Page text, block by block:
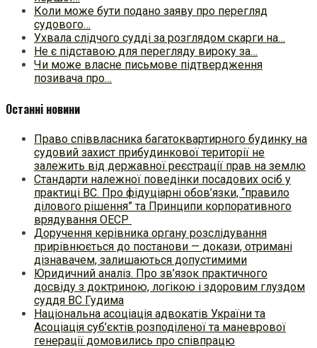
Коли може бути подано заяву про перегляд
судового…
Ухвала слідчого судді за розглядом скарги на…
Не є підставою для перегляду вироку за…
Чи може власне письмове підтвердження
позивача про…
Останні новини
Право співвласника багатоквартирного будинку на
судовий захист прибудинкової території не
залежить від державної реєстрації прав на землю
Стандарти належної поведінки посадових осіб у
практиці ВC. Про фідуціарні обов’язки, “правило
ділового рішення” та Принципи корпоративного
врядування ОЕСР
Доручення керівника органу розслідування
прирівнюється до постанови — докази, отримані
дізнавачем, залишаються допустимими
Юридичний аналіз. Про зв’язок практичного
досвіду з доктриною, логікою і здоровим глуздом
суддя ВС Гудима
Національна асоціація адвокатів України та
Асоціація суб’єктів розподіленої та маневрової
генерації домовились про співпрацю